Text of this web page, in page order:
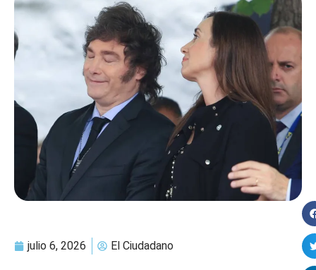
julio 6, 2026 El Ciudadano